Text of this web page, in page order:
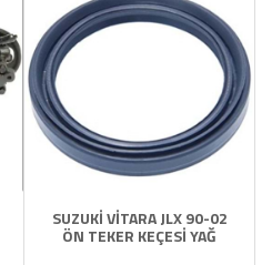
SUZUKİ VİTARA JLX 90-02
ÖN TEKER KEÇESİ YAĞ